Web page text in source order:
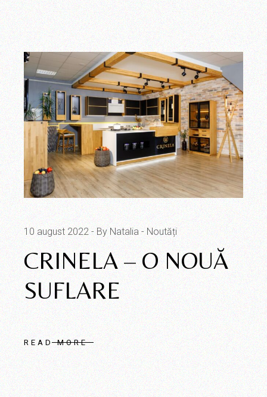
10 august 2022 By Natalia Noutăți
CRINELA – O NOUĂ
SUFLARE
READ MORE